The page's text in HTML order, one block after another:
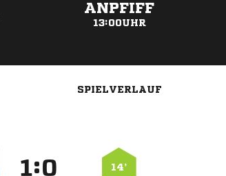
ANPFIFF
13:00UHR
SPIELVERLAUF
: 14’